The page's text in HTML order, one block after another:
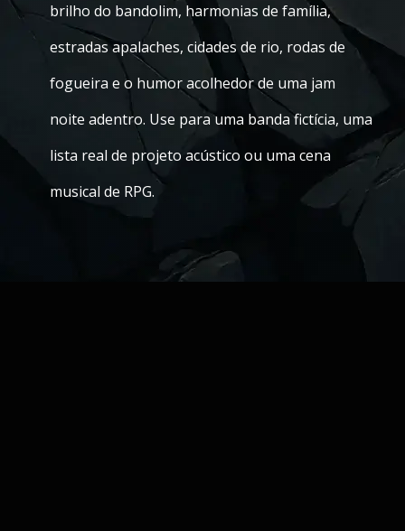
brilho do bandolim, harmonias de família,
estradas apalaches, cidades de rio, rodas de
fogueira e o humor acolhedor de uma jam
noite adentro. Use para uma banda fictícia, uma
lista real de projeto acústico ou uma cena
musical de RPG.